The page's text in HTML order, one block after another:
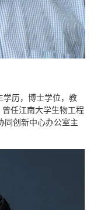
历，博士学位，教
任江南大学生物工程
同创新中心办公室主